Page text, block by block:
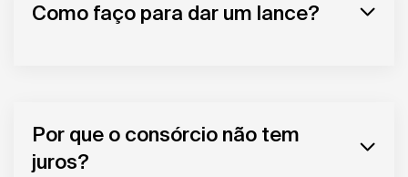
Como faço para dar um lance?
Por que o consórcio não tem
juros?